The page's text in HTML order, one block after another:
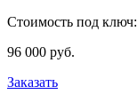
Стоимость под ключ:
96 000 руб.
Заказать